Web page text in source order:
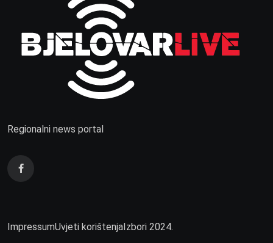
Regionalni news portal
ImpressumUvjeti korištenjaIzbori 2024.